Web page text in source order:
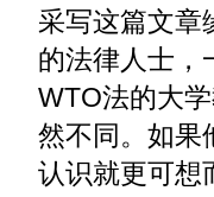
采写这篇文章
的法律人士，
WTO法的大
然不同。如果
认识就更可想